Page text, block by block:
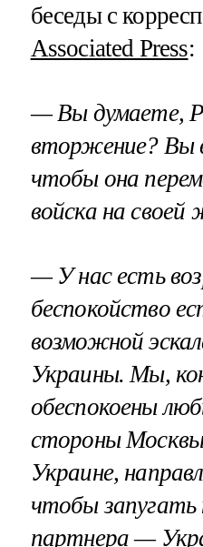
беседы с
Associated Press:
— Вы думаете,
вторжение? Вы
чтобы она
войска на
— У нас есть
беспокойство
возможной
Украины. Мы,
обеспокоены
стороны
Украине,
чтобы запугать
партнера —